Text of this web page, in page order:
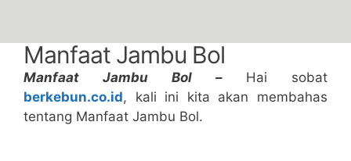
Manfaat Jambu Bol
Manfaat Jambu Bol – Hai sobat
berkebun.co.id, kali ini kita akan membahas
tentang Manfaat Jambu Bol.